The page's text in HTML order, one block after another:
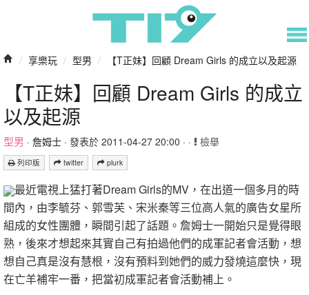
/ 享樂玩 / 型男 / 【T正妹】回顧 Dream Girls 的成立以及起源
【T正妹】回顧 Dream Girls 的成立
以及起源
型男 · 詹姆士 · 發表於 2011-04-27 20:00 · · 檢舉
列印版 twitter plurk
最近電視上猛打著Dream Girls的MV，在出道一個多月的時
間內，由李毓芬、郭雪芙、宋米秦等三位高人氣的廣告女星所
組成的女性團體，瞬間引起了話題。詹姆士一開始只是覺得眼
熟，後來才想起來其實自己有拍過他們的成軍記者會活動，想
想自己真是沒有慧根，沒有預料到她們的威力發燒這麼快，現
在亡羊補牢一番，把當初成軍記者會活動補上。